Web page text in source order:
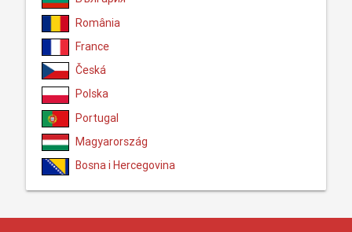
România
France
Česká
Polska
Portugal
Magyarország
Bosna i Hercegovina